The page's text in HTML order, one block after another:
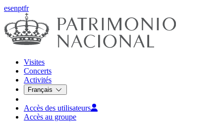
esenptfr
Visites
Concerts
Activités
Français
Accès des utilisateurs
Accès au groupe